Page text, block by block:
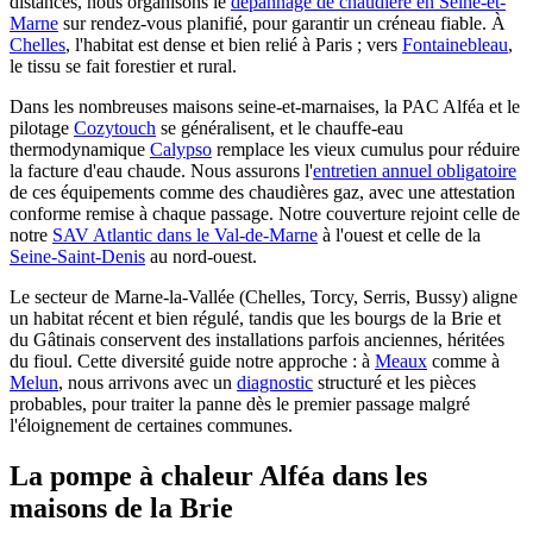
Marne sur rendez-vous planifié, pour garantir un créneau fiable. À
Chelles, l'habitat est dense et bien relié à Paris ; vers Fontainebleau,
le tissu se fait forestier et rural.
Dans les nombreuses maisons seine-et-marnaises, la PAC Alféa et le
pilotage Cozytouch se généralisent, et le chauffe-eau
thermodynamique Calypso remplace les vieux cumulus pour réduire
la facture d'eau chaude. Nous assurons l'entretien annuel obligatoire
de ces équipements comme des chaudières gaz, avec une attestation
conforme remise à chaque passage. Notre couverture rejoint celle de
notre SAV Atlantic dans le Val-de-Marne à l'ouest et celle de la
Seine-Saint-Denis au nord-ouest.
Le secteur de Marne-la-Vallée (Chelles, Torcy, Serris, Bussy) aligne
un habitat récent et bien régulé, tandis que les bourgs de la Brie et
du Gâtinais conservent des installations parfois anciennes, héritées
du fioul. Cette diversité guide notre approche : à Meaux comme à
Melun, nous arrivons avec un diagnostic structuré et les pièces
probables, pour traiter la panne dès le premier passage malgré
l'éloignement de certaines communes.
La pompe à chaleur Alféa dans les
maisons de la Brie